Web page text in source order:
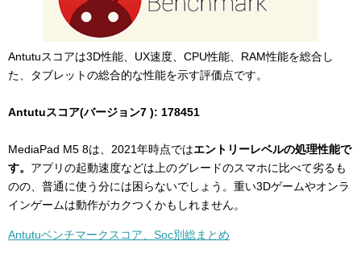
Antutuスコアは3D性能、UX速度、CPU性能、RAM性能を総合し
た、タブレットの総合的な性能を示す評価点です。
Antutuスコア(バージョン7 ): 178451
MediaPad M5 8は、2021年時点ではエントリーレベルの処理性能で
す。 アプリの起動速度などは上のグレードのスマホに比べて劣るも
のの、普通に使う分には困らないでしょう。重い3Dゲームやオンラ
インゲームは動作がカクつくかもしれません。
Antutuベンチマークスコア、Soc別総まとめ